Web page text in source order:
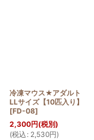
冷凍マウス★アダルト
LLサイズ【10匹入り】
[FD-08]
2,300円(税別)
(税込 : 2,530円)